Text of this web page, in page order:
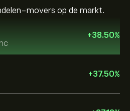
movers op de markt.
+38.50%
+37.50%